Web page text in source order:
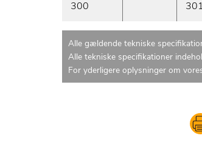
300
Alle gældende tekniske
Alle tekniske specifikationer
For yderligere oplysninger om